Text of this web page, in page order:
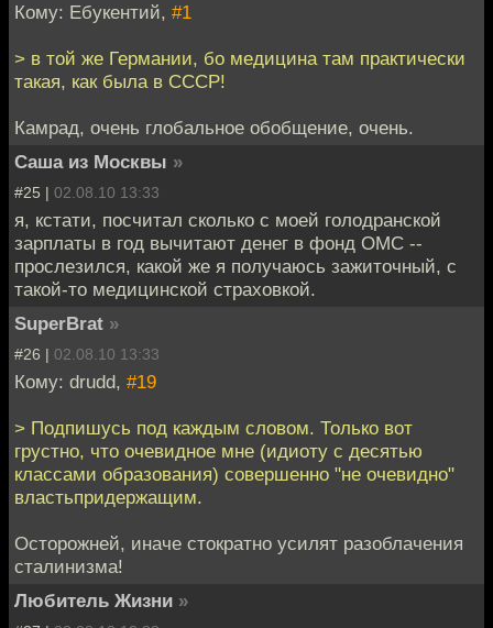
Кому: Ебукентий, #1
> в той же Германии, бо медицина там практически
такая, как была в СССР!
Камрад, очень глобальное обобщение, очень.
Саша из Москвы »
#25 | 02.08.10 13:33
я, кстати, посчитал сколько с моей голодранской
зарплаты в год вычитают денег в фонд ОМС --
прослезился, какой же я получаюсь зажиточный, с
такой-то медицинской страховкой.
SuperBrat »
#26 | 02.08.10 13:33
Кому: drudd, #19
> Подпишусь под каждым словом. Только вот
грустно, что очевидное мне (идиоту с десятью
классами образования) совершенно "не очевидно"
властьпридержащим.
Осторожней, иначе стократно усилят разоблачения
сталинизма!
Любитель Жизни »